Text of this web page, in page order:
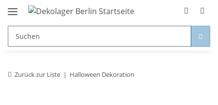
Zurück zur Liste Halloween Dekoration